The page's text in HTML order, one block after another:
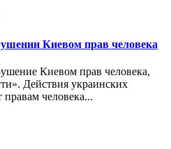
Киевом прав человека
Киевом прав человека,
Действия украинских
человека...